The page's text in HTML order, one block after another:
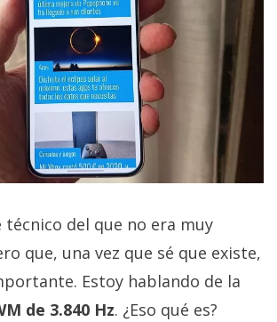
técnico del que no era muy
que, una vez que sé que existe,
Estoy hablando de la
de 3.840 Hz. ¿Eso qué es?